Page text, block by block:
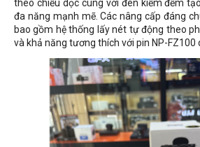
theo chiều dọc cùng với đèn kiểm đếm
đa năng mạnh mẽ. Các nâng cấp đáng
bao gồm hệ thống lấy nét tự động theo
và khả năng tương thích với pin NP-FZ100